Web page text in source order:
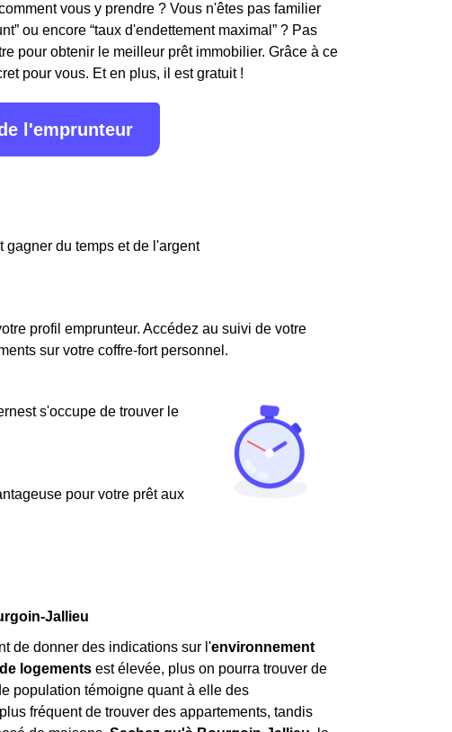
vous y prendre ? Vous n'êtes pas familier
ou encore “taux d'endettement maximal” ? Pas
pour obtenir le meilleur prêt immobilier. Grâce à ce
pour vous. Et en plus, il est gratuit !
l'emprunteur
du temps et de l'argent
profil emprunteur. Accédez au suivi de votre
sur votre coffre-fort personnel.
s'occupe de trouver le
pour votre prêt aux
Jallieu
de donner des indications sur l'environnement
logements est élevée, plus on pourra trouver de
population témoigne quant à elle des
fréquent de trouver des appartements, tandis